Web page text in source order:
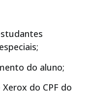
do aluno;
do CPF do